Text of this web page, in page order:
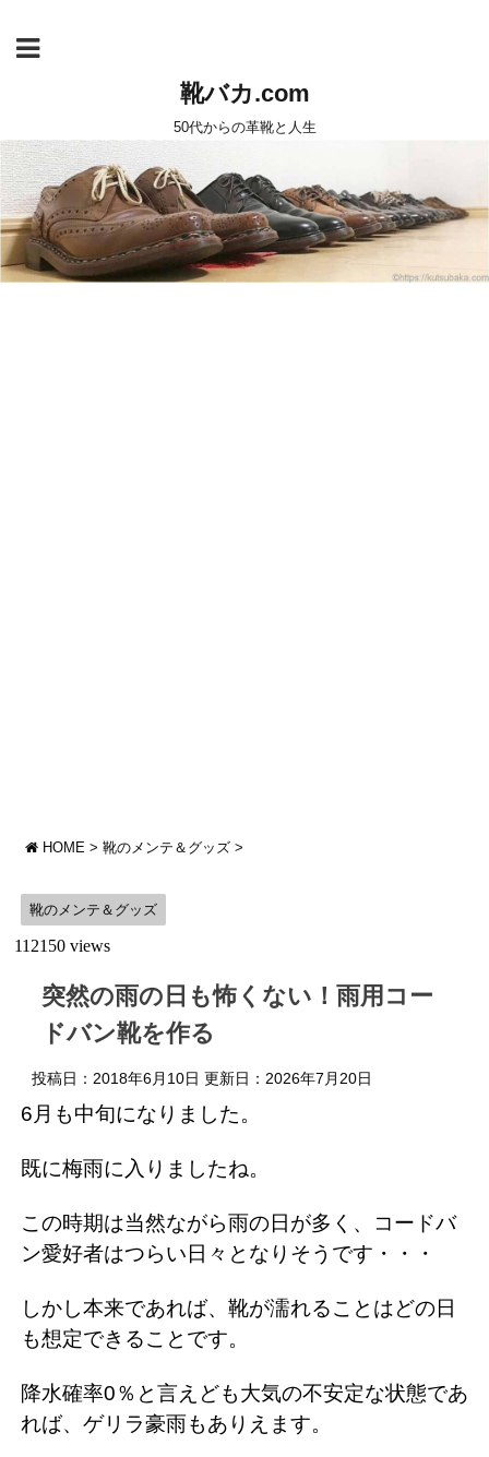
靴バカ.com
50代からの革靴と人生
HOME > 靴のメンテ＆グッズ >
靴のメンテ＆グッズ
112150 views
突然の雨の日も怖くない！雨用コー
ドバン靴を作る
投稿日：2018年6月10日 更新日： 2026年7月20日
6月も中旬になりました。
既に梅雨に入りましたね。
この時期は当然ながら雨の日が多く、コードバ
ン愛好者はつらい日々となりそうです・・・
しかし本来であれば、靴が濡れることはどの日
も想定できることです。
降水確率0％と言えども大気の不安定な状態であ
れば、ゲリラ豪雨もありえます。